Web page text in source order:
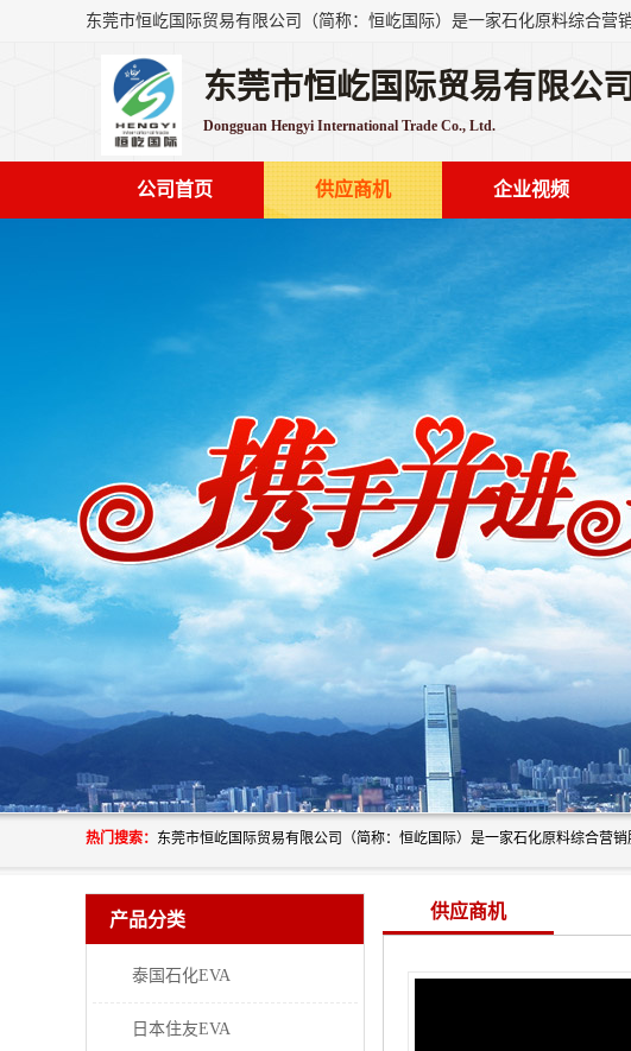
东莞市恒屹国际贸易有限公司
Dongguan Hengyi International Trade Co., Ltd.
公司首页 供应商机 企业视频
热门搜索：
产品分类
泰国石化EVA
日本住友EVA
供应商机